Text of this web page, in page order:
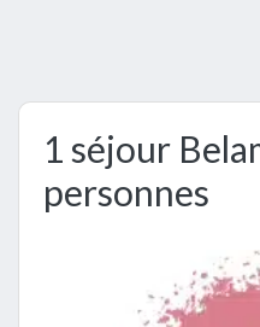
1 séjour
personnes